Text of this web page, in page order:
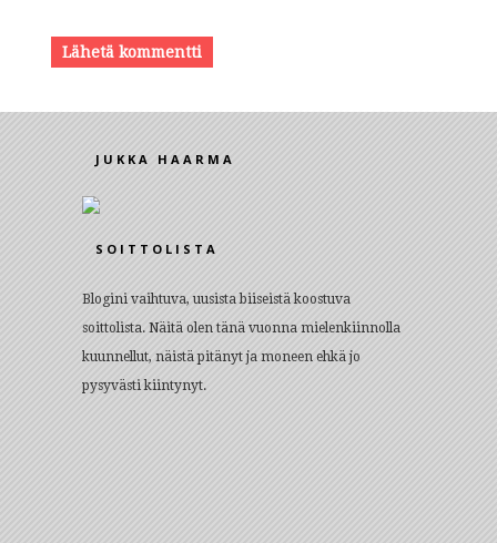
JUKKA HAARMA
SOITTOLISTA
Blogini vaihtuva, uusista biiseistä koostuva
soittolista. Näitä olen tänä vuonna mielenkiinnolla
kuunnellut, näistä pitänyt ja moneen ehkä jo
pysyvästi kiintynyt.